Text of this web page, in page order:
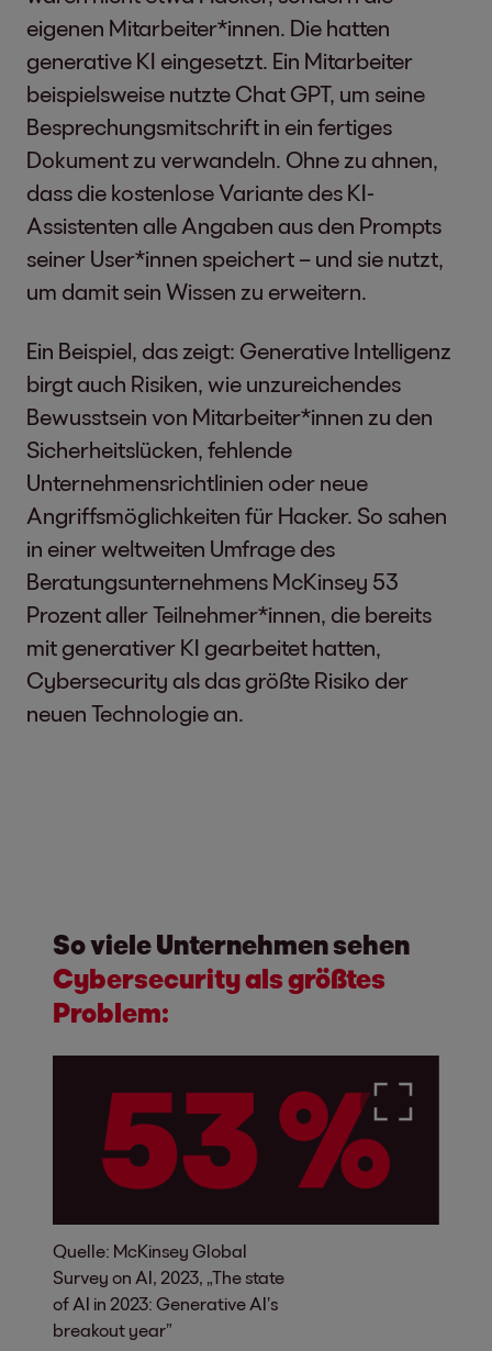
eigenen Mitarbeiter*innen. Die hatten
generative KI eingesetzt. Ein Mitarbeiter
beispielsweise nutzte Chat GPT, um seine
Besprechungsmitschrift in ein fertiges
Dokument zu verwandeln. Ohne zu ahnen,
dass die kostenlose Variante des KI-
Assistenten alle Angaben aus den Prompts
seiner User*innen speichert – und sie nutzt,
um damit sein Wissen zu erweitern.
Ein Beispiel, das zeigt: Generative Intelligenz
birgt auch Risiken, wie unzureichendes
Bewusstsein von Mitarbeiter*innen zu den
Sicherheitslücken, fehlende
Unternehmensrichtlinien oder neue
Angriffsmöglichkeiten für Hacker. So sahen
in einer weltweiten Umfrage des
Beratungsunternehmens McKinsey 53
Prozent aller Teilnehmer*innen, die bereits
mit generativer KI gearbeitet hatten,
Cybersecurity als das größte Risiko der
neuen Technologie an.
So viele Unternehmen sehen
Cybersecurity als größtes
Problem:
Quelle: McKinsey Global
Survey on AI, 2023, „The state
of AI in 2023: Generative AI’s
breakout year”